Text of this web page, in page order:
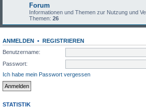
Forum
Informationen und Themen zur Nutzung und
Themen: 26
ANMELDEN • REGISTRIEREN
Benutzername:
Passwort:
Ich habe mein Passwort vergessen
STATISTIK